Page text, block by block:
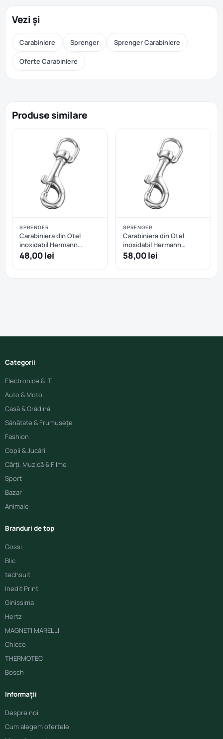
Vezi și
Carabiniere Sprenger Sprenger Carabiniere
Oferte Carabiniere
Produse similare
SPRENGER
Carabiniera din Otel
inoxidabil Hermann
Sprenger - 75 mm
48,00 lei
SPRENGER
Carabiniera din Otel
inoxidabil Hermann
Sprenger - 90 mm
58,00 lei
Categorii
Electronice & IT
Auto & Moto
Casă & Grădină
Sănătate & Frumusețe
Fashion
Copii & Jucării
Cărți, Muzică & Filme
Sport
Bazar
Animale
Branduri de top
Gossi
Blic
techsuit
Inedit Print
Ginissima
Hertz
MAGNETI MARELLI
Chicco
THERMOTEC
Bosch
Informații
Despre noi
Cum alegem ofertele